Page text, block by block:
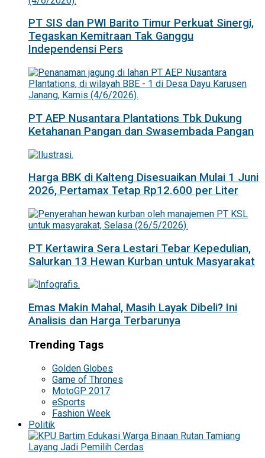
PT SIS dan PWI Barito Timur Perkuat Sinergi,
Tegaskan Kemitraan Tak Ganggu
Independensi Pers
PT AEP Nusantara Plantations Tbk Dukung
Ketahanan Pangan dan Swasembada Pangan
Harga BBK di Kalteng Disesuaikan Mulai 1 Juni
2026, Pertamax Tetap Rp12.600 per Liter
PT Kertawira Sera Lestari Tebar Kepedulian,
Salurkan 13 Hewan Kurban untuk Masyarakat
Emas Makin Mahal, Masih Layak Dibeli? Ini
Analisis dan Harga Terbarunya
Trending Tags
Golden Globes
Game of Thrones
MotoGP 2017
eSports
Fashion Week
Politik